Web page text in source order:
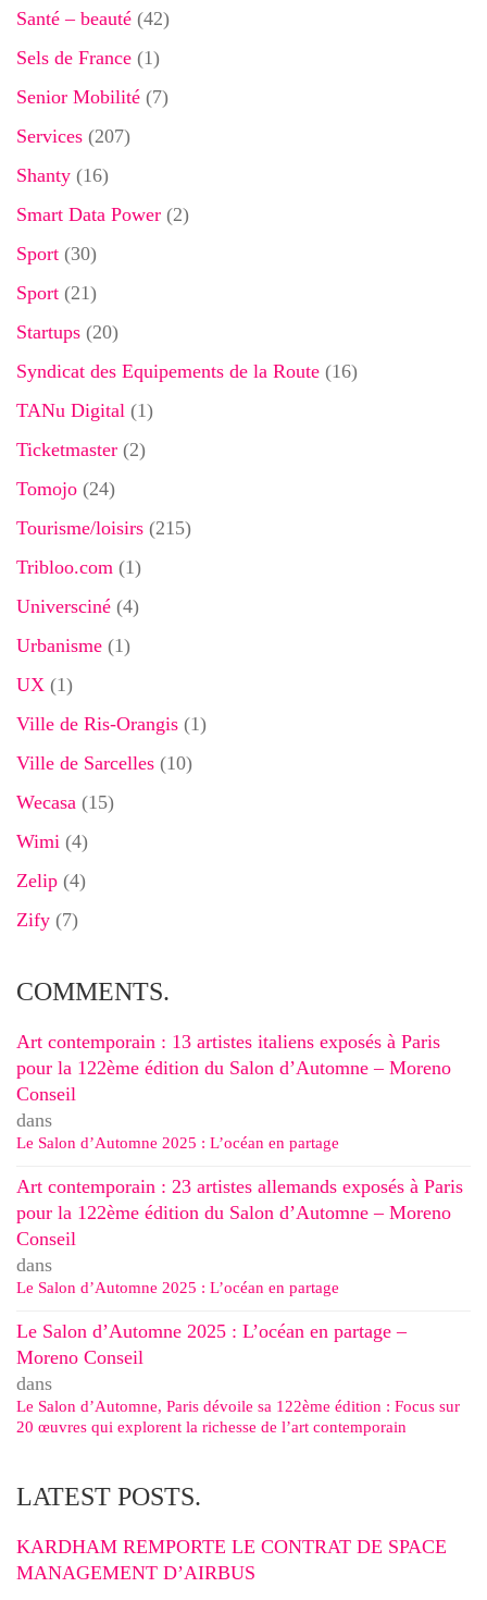
Santé – beauté (42)
Sels de France (1)
Senior Mobilité (7)
Services (207)
Shanty (16)
Smart Data Power (2)
Sport (30)
Sport (21)
Startups (20)
Syndicat des Equipements de la Route (16)
TANu Digital (1)
Ticketmaster (2)
Tomojo (24)
Tourisme/loisirs (215)
Tribloo.com (1)
Universciné (4)
Urbanisme (1)
UX (1)
Ville de Ris-Orangis (1)
Ville de Sarcelles (10)
Wecasa (15)
Wimi (4)
Zelip (4)
Zify (7)
COMMENTS.
Art contemporain : 13 artistes italiens exposés à Paris
pour la 122ème édition du Salon d’Automne – Moreno
Conseil
dans
Le Salon d’Automne 2025 : L’océan en partage
Art contemporain : 23 artistes allemands exposés à Paris
pour la 122ème édition du Salon d’Automne – Moreno
Conseil
dans
Le Salon d’Automne 2025 : L’océan en partage
Le Salon d’Automne 2025 : L’océan en partage –
Moreno Conseil
dans
Le Salon d’Automne, Paris dévoile sa 122ème édition : Focus sur
20 œuvres qui explorent la richesse de l’art contemporain
LATEST POSTS.
KARDHAM REMPORTE LE CONTRAT DE SPACE
MANAGEMENT D’AIRBUS